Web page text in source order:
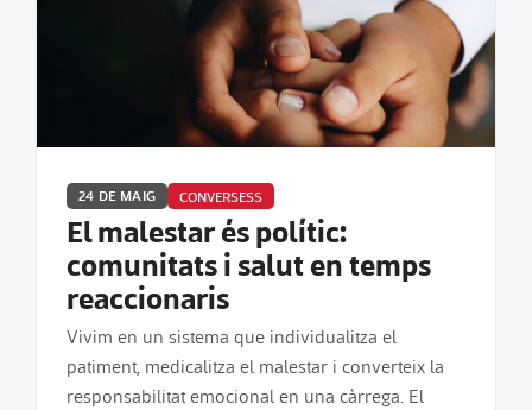
24 DE MAIG CONVERSESS
El malestar és polític:
comunitats i salut en temps
reaccionaris
Vivim en un sistema que individualitza el
patiment, medicalitza el malestar i converteix la
responsabilitat emocional en una càrrega. El